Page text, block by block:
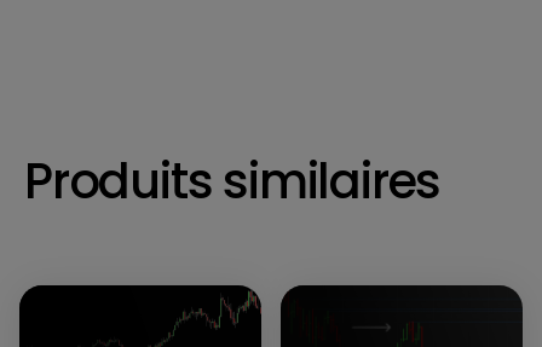
Produits similaires